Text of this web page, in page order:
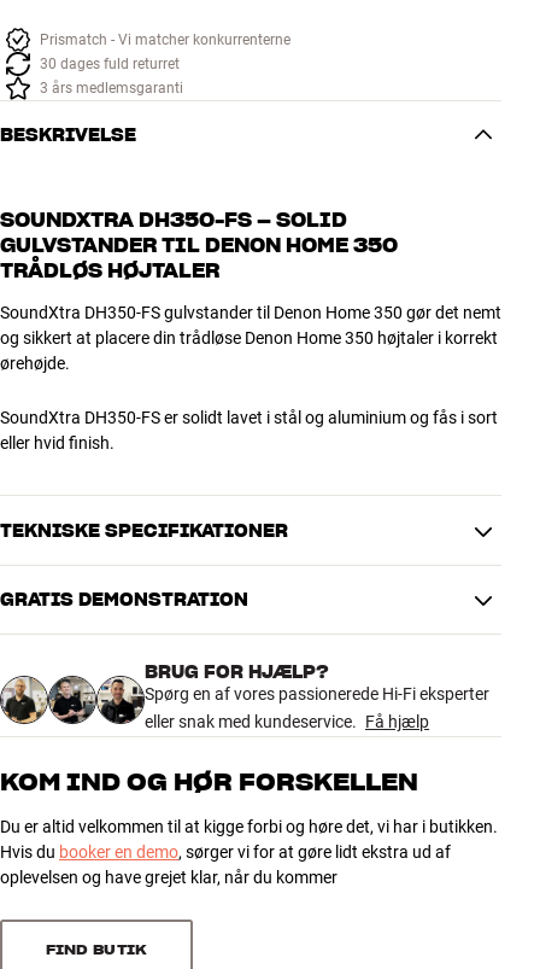
Prismatch - Vi matcher konkurrenterne
30 dages fuld returret
3 års medlemsgaranti
BESKRIVELSE
SOUNDXTRA DH350-FS – SOLID
GULVSTANDER TIL DENON HOME 350
TRÅDLØS HØJTALER
SoundXtra DH350-FS gulvstander til Denon Home 350 gør det nemt
og sikkert at placere din trådløse Denon Home 350 højtaler i korrekt
ørehøjde.
SoundXtra DH350-FS er solidt lavet i stål og aluminium og fås i sort
eller hvid finish.
TEKNISKE SPECIFIKATIONER
DIMENSIONER OG DESIGN
Vægt (kg)
6
Vægt emballage (kg)
7,22
Mål (emballage)
34 x 5 x 65 cm (bredde x højde x
Gulvstander til Denon Home 350 trådløs højtaler
Spikes og gummifødder medfølger
Materiale: Stål/aluminium
GRATIS DEMONSTRATION
BRUG FOR HJÆLP?
Spørg en af vores passionerede Hi-Fi eksperter
eller snak med kundeservice. Få hjælp
KOM IND OG HØR FORSKELLEN
Du er altid velkommen til at kigge forbi og høre det, vi har i butikken.
Hvis du booker en demo, sørger vi for at gøre lidt ekstra ud af
oplevelsen og have grejet klar, når du kommer
FIND BUTIK